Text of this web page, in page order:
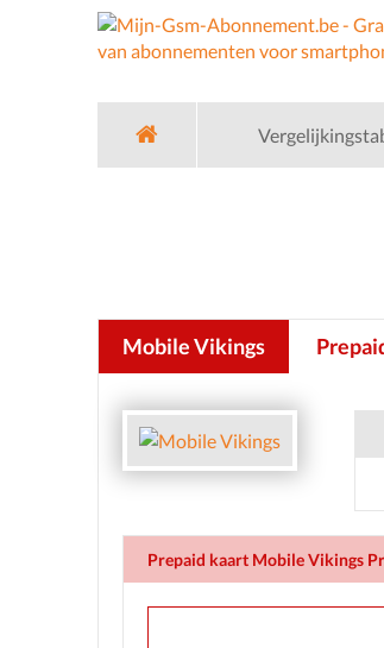
Mobile Vikings
Prepaid kaart Mobile Vikings